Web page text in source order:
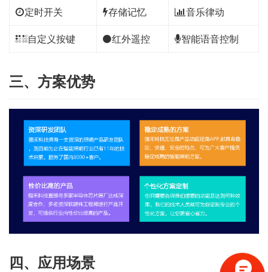
定时开关 存储记忆 音乐律动
自定义按键 红外遥控 智能语音控制
三、方案优势
四、应用场景